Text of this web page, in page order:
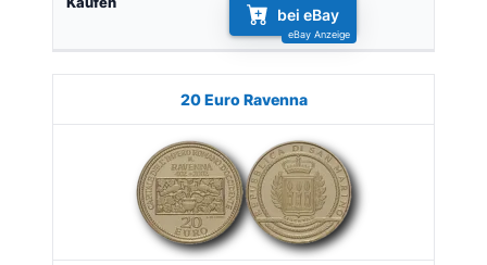
bei eBay
20 Euro Ravenna